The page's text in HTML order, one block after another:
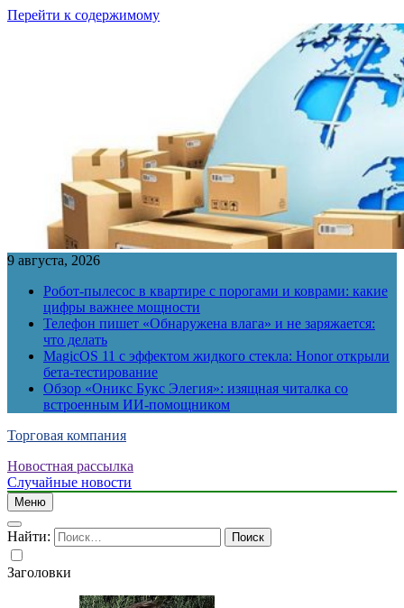
Перейти к содержимому
9 августа, 2026
Робот-пылесос в квартире с порогами и коврами: какие
цифры важнее мощности
Телефон пишет «Обнаружена влага» и не заряжается:
что делать
MagicOS 11 с эффектом жидкого стекла: Honor открыли
бета-тестирование
Обзор «Оникс Букс Элегия»: изящная читалка со
встроенным ИИ-помощником
Торговая компания
Новостная рассылка
Случайные новости
Меню
Найти:
Заголовки